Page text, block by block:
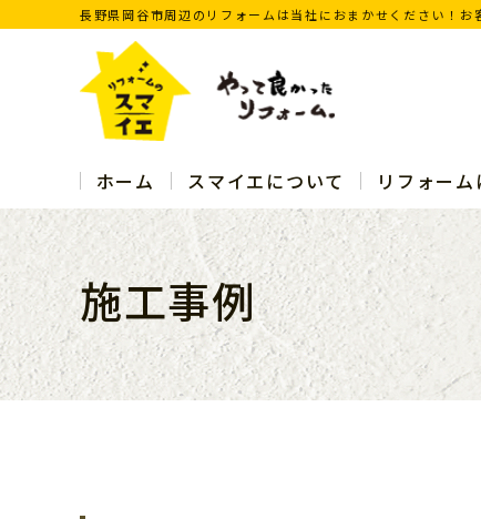
長野県岡谷市周辺のリフォームは当社におまかせください！お
ホーム スマイエについて リフォー
施工事例